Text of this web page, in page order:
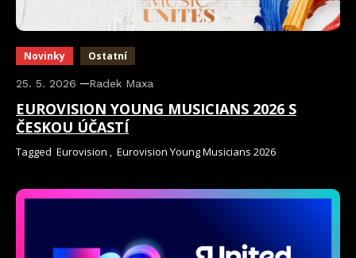
Novinky Ostatní
25. 5. 2026 Radek Maxa
EUROVISION YOUNG MUSICIANS 2026 S
ČESKOU ÚČASTÍ
Tagged Eurovision , Eurovision Young Musicians 2026